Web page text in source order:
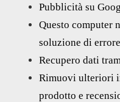
Pubblicità su
Questo computer
soluzione di
Recupero dati
Rimuovi ulteriori
prodotto e